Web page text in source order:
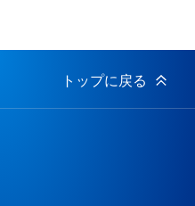
トップに戻る